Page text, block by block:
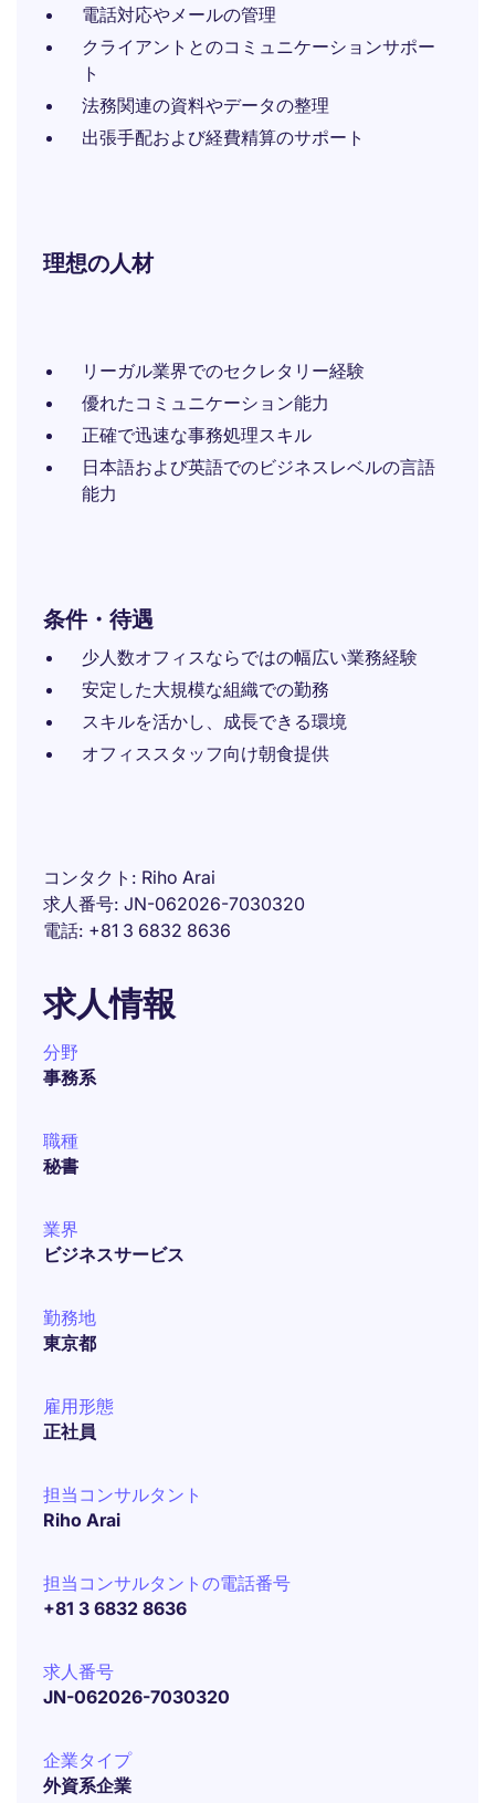
電話対応やメールの管理
クライアントとのコミュニケーションサポー
ト
法務関連の資料やデータの整理
出張手配および経費精算のサポート
理想の人材
リーガル業界でのセクレタリー経験
優れたコミュニケーション能力
正確で迅速な事務処理スキル
日本語および英語でのビジネスレベルの言語
能力
条件・待遇
少人数オフィスならではの幅広い業務経験
安定した大規模な組織での勤務
スキルを活かし、成長できる環境
オフィススタッフ向け朝食提供
コンタクト
Riho Arai
求人番号 JN-062026-7030320
電話 +81 3 6832 8636
求人情報
分野
事務系
職種
秘書
業界
ビジネスサービス
勤務地
東京都
雇用形態
正社員
担当コンサルタント
Riho Arai
担当コンサルタントの電話番号
+81 3 6832 8636
求人番号
JN-062026-7030320
企業タイプ
外資系企業